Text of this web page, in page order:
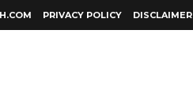
PRIVACY POLICY DISCLAIMER